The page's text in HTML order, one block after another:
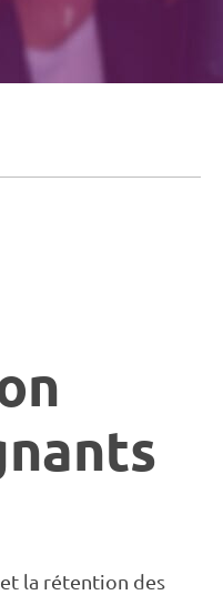
la rétention des